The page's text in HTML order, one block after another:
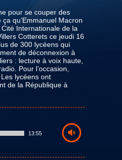
pour se couper des
ça qu’Emmanuel Macron
Internationale de la
Cotterets ce jeudi 16
de 300 lycéens qui
de déconnexion à
: lecture à voix haute,
Pour l’occasion,
lycéens ont
de la République à
13:55